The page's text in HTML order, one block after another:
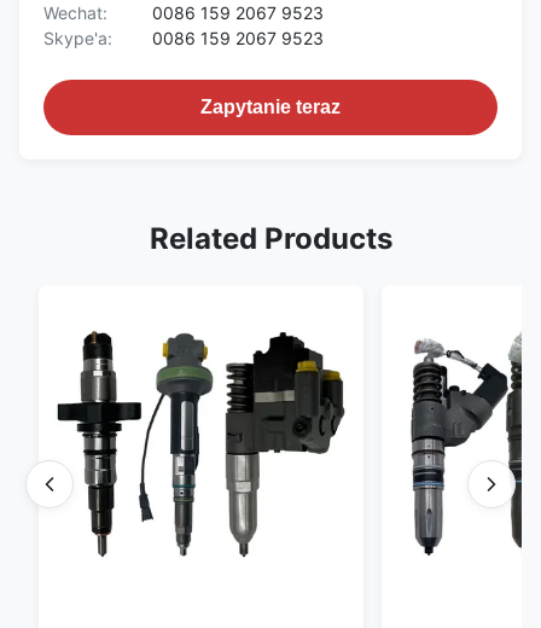
Wechat:
0086 159 2067 9523
Skype'a:
0086 159 2067 9523
Zapytanie teraz
Related Products